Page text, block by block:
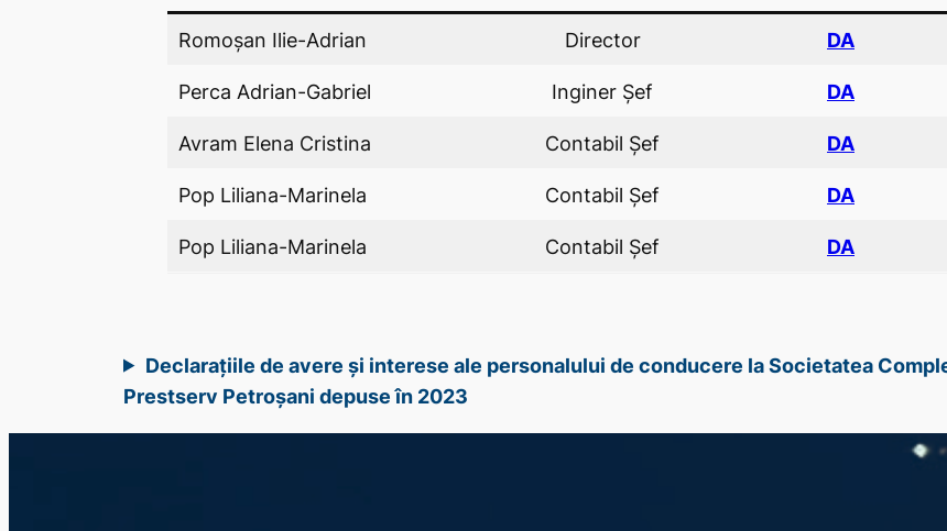
Romoșan Ilie-Adrian Director DA
Perca Adrian-Gabriel Inginer Şef DA
Avram Elena Cristina Contabil Şef DA
Pop Liliana-Marinela Contabil Şef DA
Pop Liliana-Marinela Contabil Şef DA
Declarațiile de avere și interese ale personalului de conducere la Societatea
Prestserv Petroșani depuse în 2023